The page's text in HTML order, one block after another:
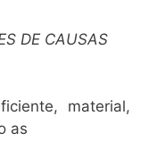
DE CAUSAS
material,
as